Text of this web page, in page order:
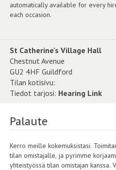
automatically available for every
each occasion.
St Catherine's Village Hall
Chestnut Avenue
GU2 4HF Guildford
Tilan kotisivu:
Tiedot tarjosi: Hearing Link
Palaute
Kerro meille kokemuksistasi.
tilan omistajalle, ja pyrimme korjaamaan havaitut
yhteistyössä tilan omistajan kanssa.